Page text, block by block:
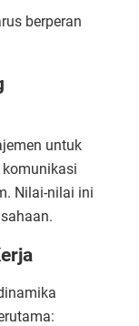
berperan
untuk
Nilai-nilai ini